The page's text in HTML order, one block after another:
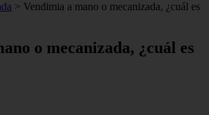
> Vendimia a mano o mecanizada, ¿cuál es
o mecanizada, ¿cuál es